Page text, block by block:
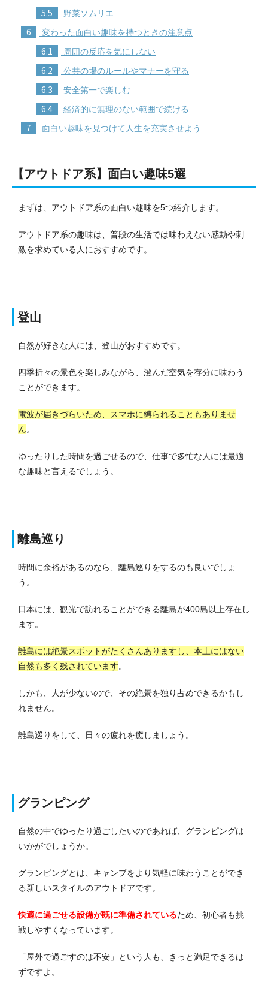
5.5 野菜ソムリエ
6 変わった面白い趣味を持つときの注意点
6.1 周囲の反応を気にしない
6.2 公共の場のルールやマナーを守る
6.3 安全第一で楽しむ
6.4 経済的に無理のない範囲で続ける
7 面白い趣味を見つけて人生を充実させよう
【アウトドア系】面白い趣味5選
まずは、アウトドア系の面白い趣味を5つ紹介します。
アウトドア系の趣味は、普段の生活では味わえない感動や刺
激を求めている人におすすめです。
登山
自然が好きな人には、登山がおすすめです。
四季折々の景色を楽しみながら、澄んだ空気を存分に味わう
ことができます。
電波が届きづらいため、スマホに縛られることもありませ
ん。
ゆったりした時間を過ごせるので、仕事で多忙な人には最適
な趣味と言えるでしょう。
離島巡り
時間に余裕があるのなら、離島巡りをするのも良いでしょ
う。
日本には、観光で訪れることができる離島が400島以上存在し
ます。
離島には絶景スポットがたくさんありますし、本土にはない
自然も多く残されています。
しかも、人が少ないので、その絶景を独り占めできるかもし
れません。
離島巡りをして、日々の疲れを癒しましょう。
グランピング
自然の中でゆったり過ごしたいのであれば、グランピングは
いかがでしょうか。
グランピングとは、キャンプをより気軽に味わうことができ
る新しいスタイルのアウトドアです。
快適に過ごせる設備が既に準備されているため、初心者も挑
戦しやすくなっています。
「屋外で過ごすのは不安」という人も、きっと満足できるは
ずですよ。